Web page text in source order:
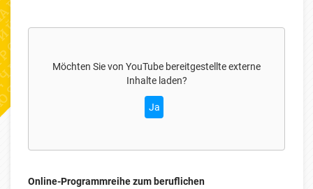
Möchten Sie von YouTube bereitgestellte externe
Inhalte laden?
Ja
Online-Programmreihe zum beruflichen